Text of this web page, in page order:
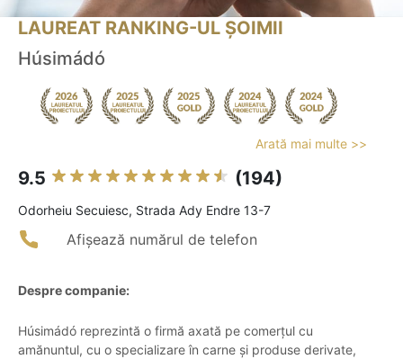
LAUREAT RANKING-UL ȘOIMII
Húsimádó
Arată mai multe >>
9.5 (194)
Odorheiu Secuiesc, Strada Ady Endre 13-7
Afișează numărul de telefon
Despre companie:
Húsimádó reprezintă o firmă axată pe comerțul cu
amănuntul, cu o specializare în carne și produse derivate,